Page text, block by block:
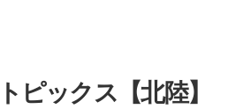
ピックス【北陸】